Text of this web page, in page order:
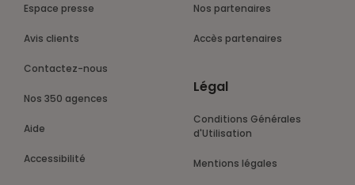
Espace presse
Avis clients
Contactez-nous
Nos 350 agences
Aide
Accessibilité
Nos partenaires
Accès partenaires
Légal
Conditions Générales
d'Utilisation
Mentions légales